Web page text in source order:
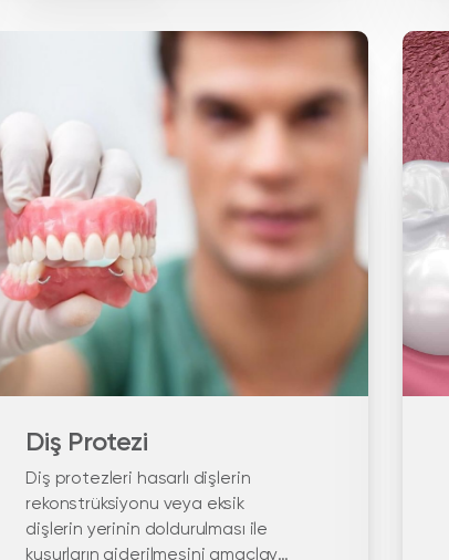
Diş Protezi
Diş protezleri hasarlı dişlerin
rekonstrüksiyonu veya eksik
dişlerin yerinin doldurulması ile
kusurların giderilmesini amaçlayan